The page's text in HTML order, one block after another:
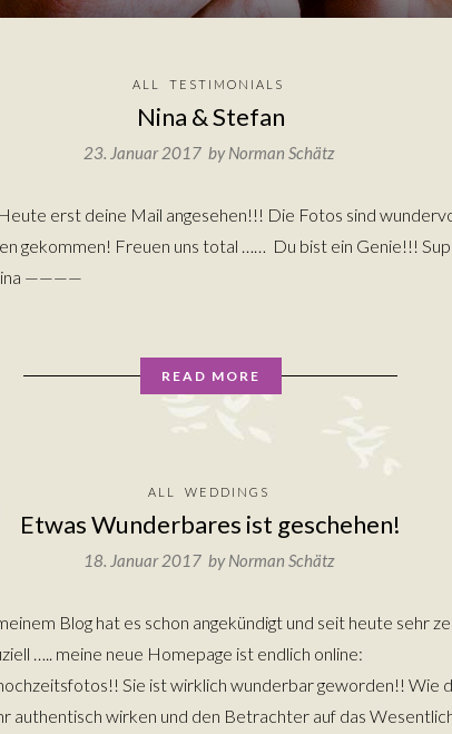
ALL TESTIMONIALS
Nina & Stefan
23. Januar 2017 byNorman Schätz
erst deine Mail angesehen!!! Die Fotos sind
gekommen! Freuen uns total …… Du bist ein Genie!!!
————
READ MORE
ALL WEDDINGS
Etwas Wunderbares ist geschehen!
18. Januar 2017 byNorman Schätz
Blog hat es schon angekündigt und seit heute sehr
….. meine neue Homepage ist endlich online:
Sie ist wirklich wunderbar geworden!! Wie
authentisch wirken und den Betrachter auf das